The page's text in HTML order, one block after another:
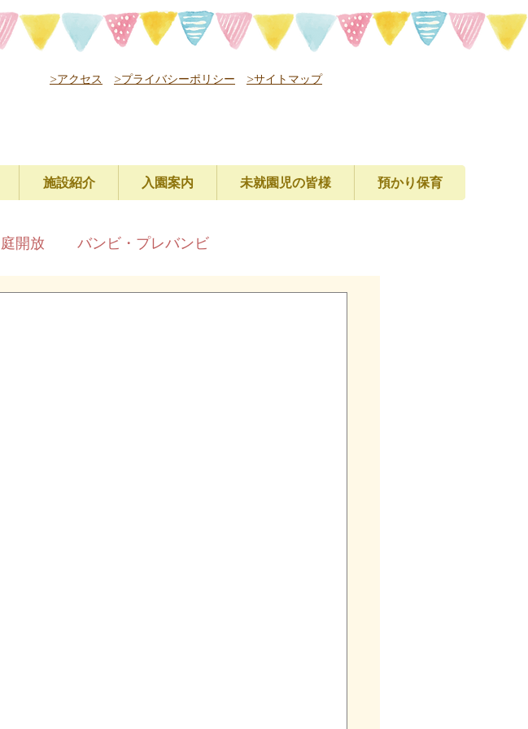
>アクセス >プライバシーポリシー >サイトマップ
施設紹介 入園案内 未就園児の皆様 預かり保育
開放 バンビ・プレバンビ